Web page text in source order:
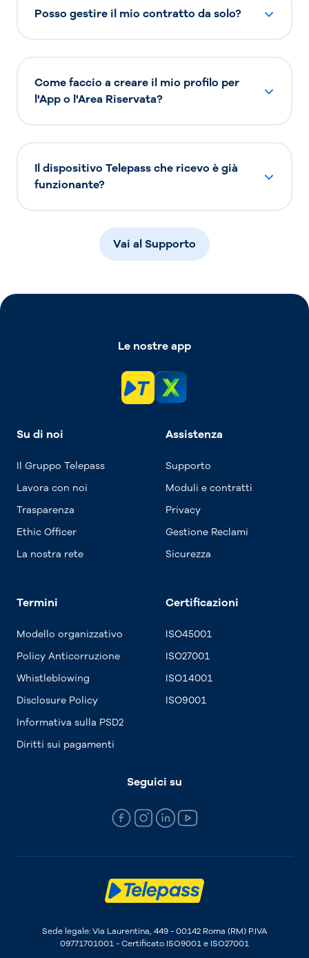
Posso gestire il mio contratto da solo?
Come faccio a creare il mio profilo per
l'App o l'Area Riservata?
Il dispositivo Telepass che ricevo è già
funzionante?
Vai al Supporto
Le nostre app
Su di noi
Il Gruppo Telepass
Lavora con noi
Trasparenza
Ethic Officer
La nostra rete
Assistenza
Supporto
Moduli e contratti
Privacy
Gestione Reclami
Sicurezza
Termini
Modello organizzativo
Policy Anticorruzione
Whistleblowing
Disclosure Policy
Informativa sulla PSD2
Diritti sui pagamenti
Certificazioni
ISO45001
ISO27001
ISO14001
ISO9001
Seguici su
Sede legale: Via Laurentina, 449 - 00142 Roma (RM) P.IVA
09771701001 - Certificato ISO9001 e ISO27001